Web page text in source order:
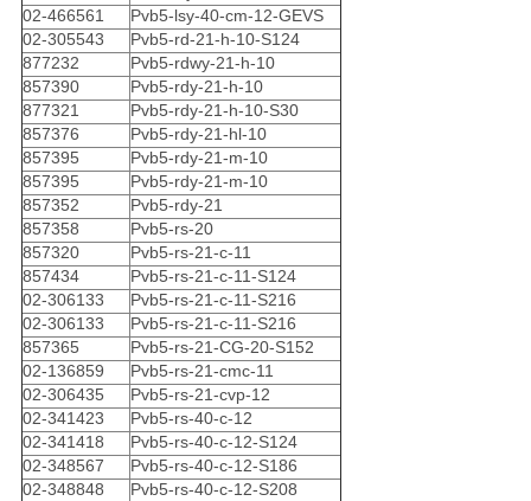
02-466561
Pvb5-lsy-40-cm-12-GEVS
02-305543
Pvb5-rd-21-h-10-S124
877232
Pvb5-rdwy-21-h-10
857390
Pvb5-rdy-21-h-10
877321
Pvb5-rdy-21-h-10-S30
857376
Pvb5-rdy-21-hl-10
857395
Pvb5-rdy-21-m-10
857395
Pvb5-rdy-21-m-10
857352
Pvb5-rdy-21
857358
Pvb5-rs-20
857320
Pvb5-rs-21-c-11
857434
Pvb5-rs-21-c-11-S124
02-306133
Pvb5-rs-21-c-11-S216
02-306133
Pvb5-rs-21-c-11-S216
857365
Pvb5-rs-21-CG-20-S152
02-136859
Pvb5-rs-21-cmc-11
02-306435
Pvb5-rs-21-cvp-12
02-341423
Pvb5-rs-40-c-12
02-341418
Pvb5-rs-40-c-12-S124
02-348567
Pvb5-rs-40-c-12-S186
02-348848
Pvb5-rs-40-c-12-S208